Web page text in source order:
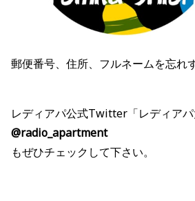
郵便番号、住所、フルネームを忘れ
レディアパ公式Twitter「レディアパ
@radio_apartment
もぜひチェックして下さい。